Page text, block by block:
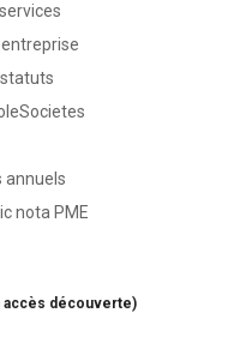
annuels
nota PME
accès découverte)